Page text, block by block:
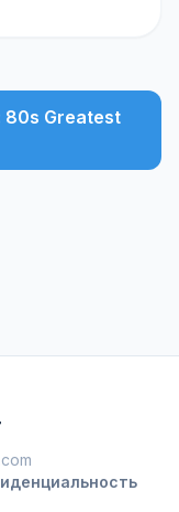
80s Greatest